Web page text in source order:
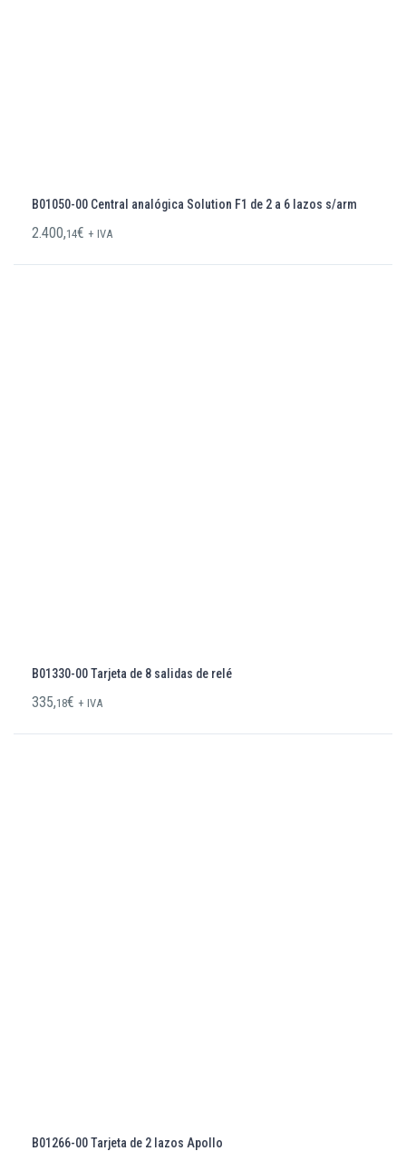
B01050-00 Central analógica Solution F1 de 2 a 6 lazos s/arm
2.400,14€ + IVA
B01330-00 Tarjeta de 8 salidas de relé
335,18€ + IVA
B01266-00 Tarjeta de 2 lazos Apollo